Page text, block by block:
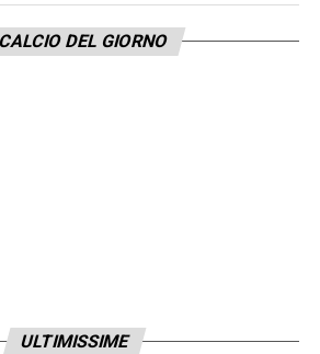
di trattative legali, non
un accordo per la
DEL GIORNO
ULTIMISSIME